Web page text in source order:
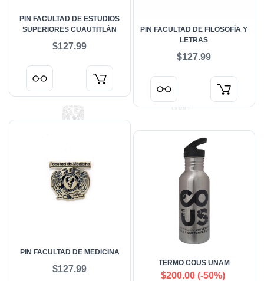
PIN FACULTAD DE ESTUDIOS
SUPERIORES CUAUTITLÁN
$127.99
PIN FACULTAD DE FILOSOFÍA Y
LETRAS
$127.99
PIN FACULTAD DE MEDICINA
$127.99
TERMO COUS UNAM
$200.00(-50%)